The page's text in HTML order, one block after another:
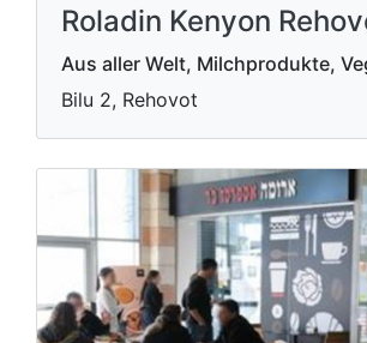
Roladin Kenyon
Aus aller Welt, Milchprodukte,
Bilu 2, Rehovot